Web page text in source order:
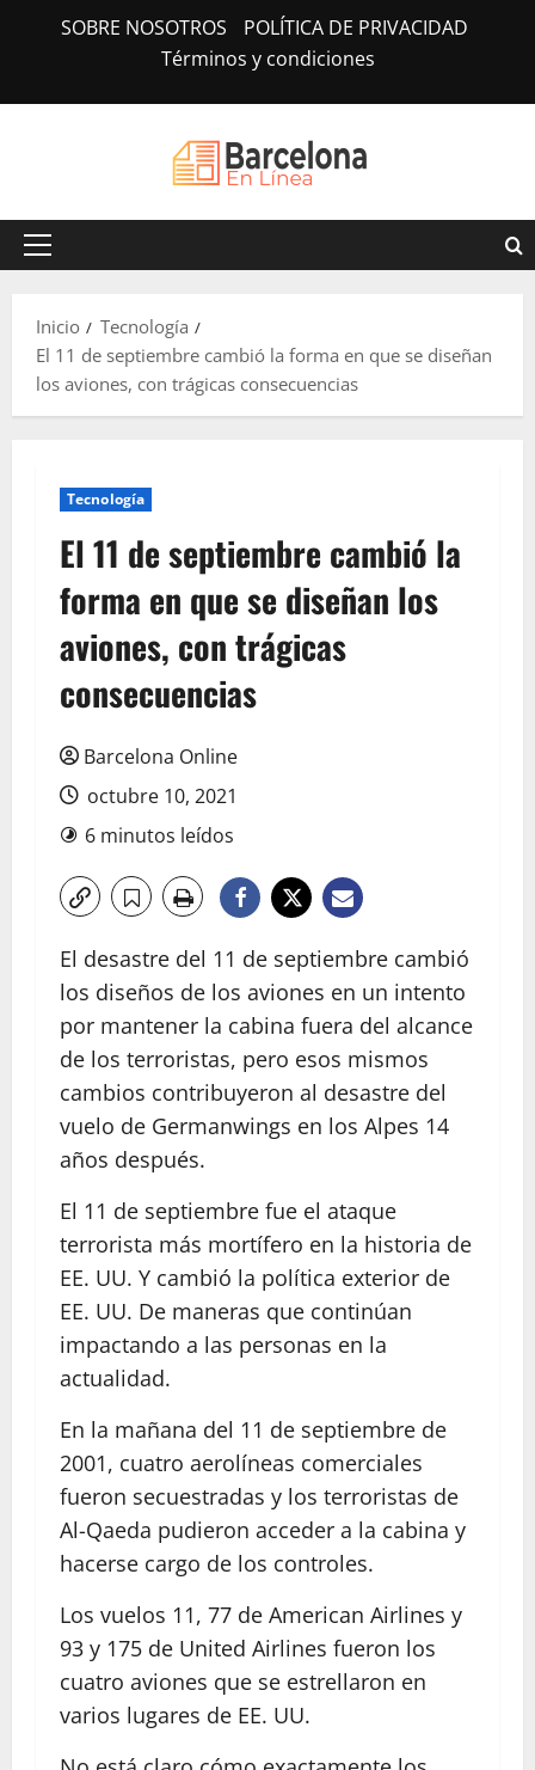
SOBRE NOSOTROS
POLÍTICA DE PRIVACIDAD
Términos y condiciones
Menú
Inicio
Tecnología
El 11 de septiembre cambió la forma en que se diseñan
los aviones, con trágicas consecuencias
Tecnología
El 11 de septiembre cambió la
forma en que se diseñan los
aviones, con trágicas
consecuencias
Barcelona Online
octubre 10, 2021
6 minutos leídos
El desastre del 11 de septiembre cambió
los diseños de los aviones en un intento
por mantener la cabina fuera del alcance
de los terroristas, pero esos mismos
cambios contribuyeron al desastre del
vuelo de Germanwings en los Alpes 14
años después.
El 11 de septiembre fue el ataque
terrorista más mortífero en la historia de
EE. UU. Y cambió la política exterior de
EE. UU. De maneras que continúan
impactando a las personas en la
actualidad.
En la mañana del 11 de septiembre de
2001, cuatro aerolíneas comerciales
fueron secuestradas y los terroristas de
Al-Qaeda pudieron acceder a la cabina y
hacerse cargo de los controles.
Los vuelos 11, 77 de American Airlines y
93 y 175 de United Airlines fueron los
cuatro aviones que se estrellaron en
varios lugares de EE. UU.